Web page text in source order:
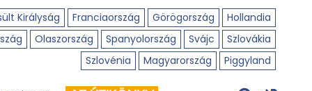
Királyság Franciaország Görögország
Hollandia
Olaszország Spanyolország Svájc
Szlovákia
Szlovénia
Magyarország Piggyland